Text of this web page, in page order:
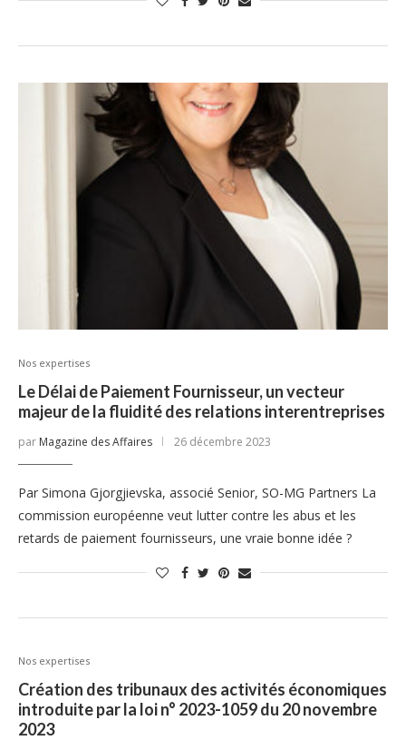
Nos expertises
Le Délai de Paiement Fournisseur, un vecteur
majeur de la fluidité des relations interentreprises
par Magazine des Affaires 26 décembre 2023
Par Simona Gjorgjievska, associé Senior, SO-MG Partners La
commission européenne veut lutter contre les abus et les
retards de paiement fournisseurs, une vraie bonne idée ?
Nos expertises
Création des tribunaux des activités économiques
introduite par la loi n° 2023-1059 du 20 novembre
2023